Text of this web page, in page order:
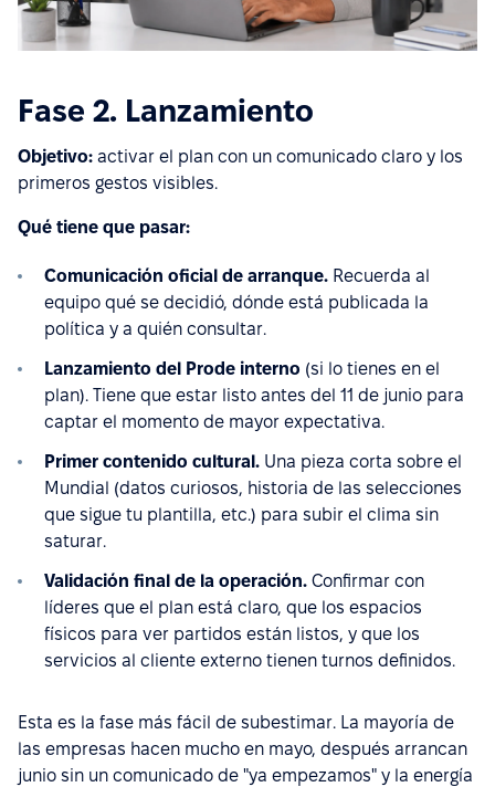
Fase 2. Lanzamiento
Objetivo: activar el plan con un comunicado claro y los
primeros gestos visibles.
Qué tiene que pasar:
Comunicación oficial de arranque. Recuerda al
equipo qué se decidió, dónde está publicada la
política y a quién consultar.
Lanzamiento del Prode interno (si lo tienes en el
plan). Tiene que estar listo antes del 11 de junio para
captar el momento de mayor expectativa.
Primer contenido cultural. Una pieza corta sobre el
Mundial (datos curiosos, historia de las selecciones
que sigue tu plantilla, etc.) para subir el clima sin
saturar.
Validación final de la operación. Confirmar con
líderes que el plan está claro, que los espacios
físicos para ver partidos están listos, y que los
servicios al cliente externo tienen turnos definidos.
Esta es la fase más fácil de subestimar. La mayoría de
las empresas hacen mucho en mayo, después arrancan
junio sin un comunicado de "ya empezamos" y la energía